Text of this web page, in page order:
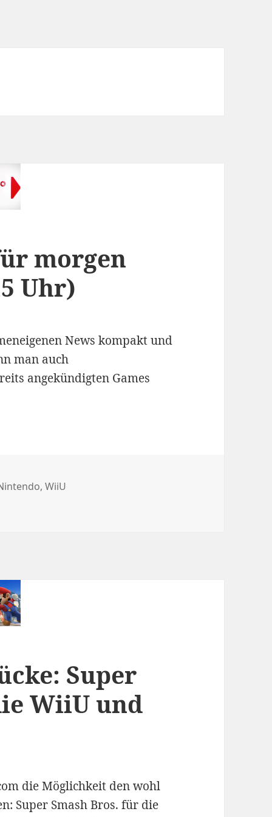
morgen
Uhr)
News kompakt und
man auch
angekündigten Games
(14.1.; 15 Uhr)
,WiiU
für morgen angesetzt (14.1.; 15 Uhr)
Super
WiiU und
die Möglichkeit den wohl
Super Smash Bros. für die